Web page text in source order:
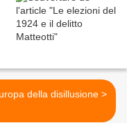
L’Europa della disillusione >